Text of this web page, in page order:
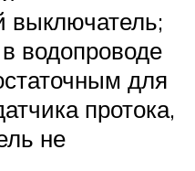
выключатель;
водопроводе
для
протока,
не